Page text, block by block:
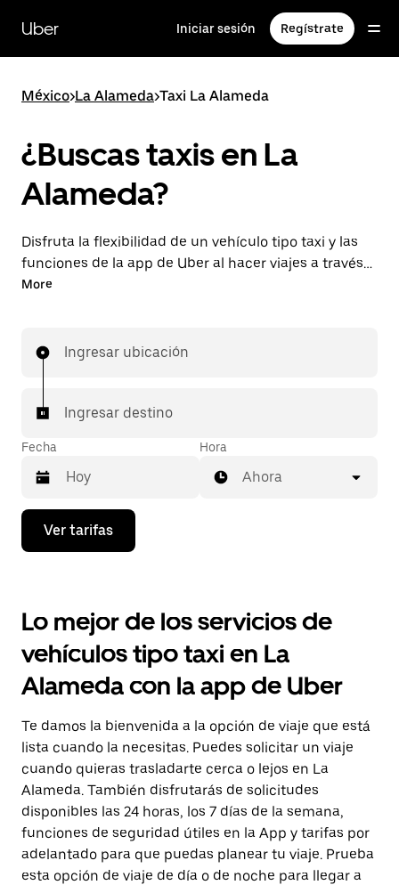
contenido
principal
Uber Iniciar sesión Regístrate
México>La Alameda>Taxi La Alameda
¿Buscas taxis en La
Alameda?
Disfruta la flexibilidad de un vehículo tipo taxi y las
funciones de la app de Uber al hacer viajes a través
de UberX en La Alameda. Puedes solicitar viajes de
adelantado económicas para cada viaje.
More
Ingresar ubicación
Ingresar destino
Fecha
Presiona
flecha
interactuar
con
el
calendario
y
selecciona
fecha.
Presiona
tecla Esc
para
cerrar
el
calendario.
Hora
Ahora
Ver tarifas
Lo mejor de los servicios de
vehículos tipo taxi en La
Alameda con la app de Uber
Te damos la bienvenida a la opción de viaje que está
lista cuando la necesitas. Puedes solicitar un viaje
cuando quieras trasladarte cerca o lejos en La
Alameda. También disfrutarás de solicitudes
disponibles las 24 horas, los 7 días de la semana,
funciones de seguridad útiles en la App y tarifas por
adelantado para que puedas planear tu viaje. Prueba
esta opción de viaje de día o de noche para llegar a